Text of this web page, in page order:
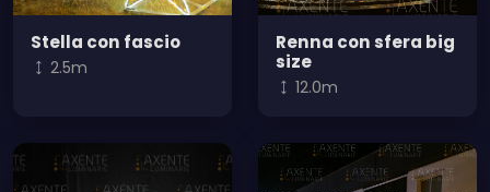
Stella con fascio
2.5m
Renna con sfera big
size
12.0m